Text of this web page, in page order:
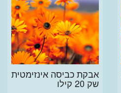
אבקת כביסה אינזימטית
שק 20 קילו